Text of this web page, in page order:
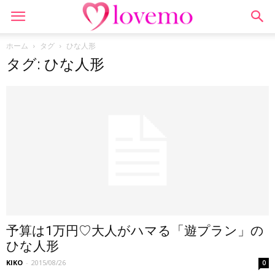
ホーム タグ ひな人形
タグ: ひな人形
予算は1万円♡大人がハマる「遊プラン」の
ひな人形
KIKO - 2015/08/26 0